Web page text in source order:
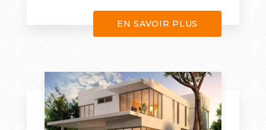
EN SAVOIR PLUS